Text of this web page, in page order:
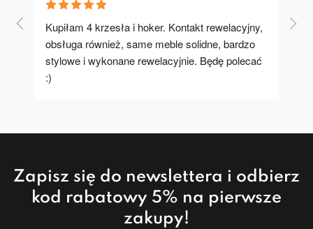
Kupiłam 4 krzesła i hoker. Kontakt rewelacyjny,
obsługa również, same meble solidne, bardzo
stylowe i wykonane rewelacyjnie. Będę polecać
:)
A
Zapisz się do newslettera i odbierz
kod rabatowy 5% na pierwsze
zakupy!